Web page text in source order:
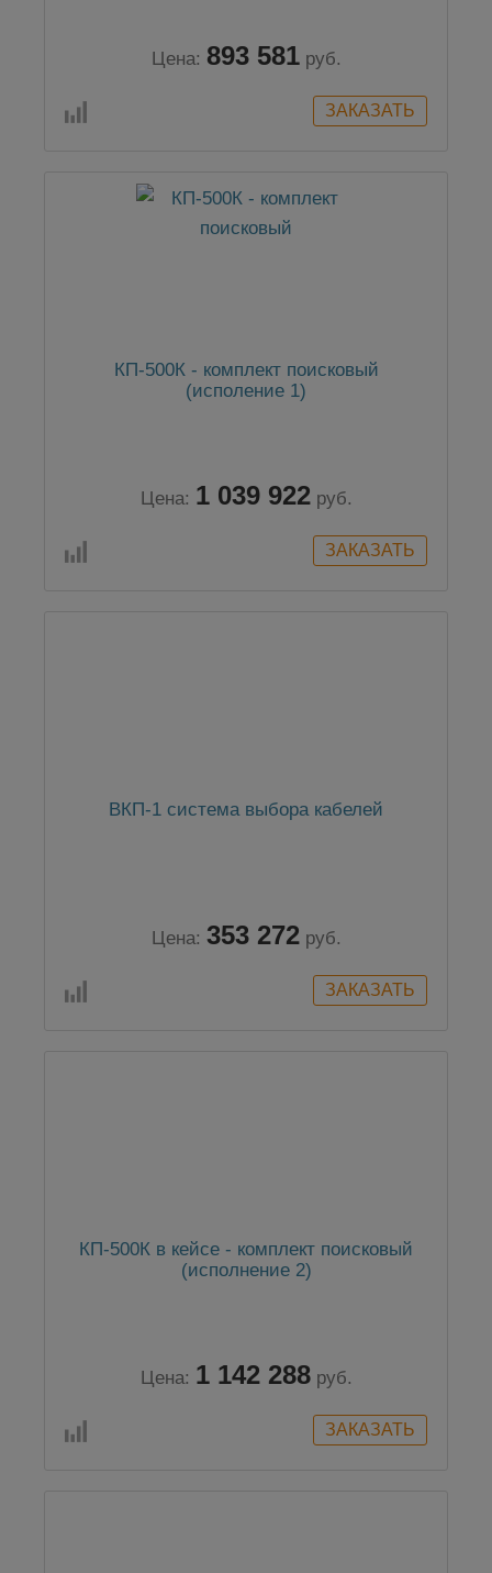
Цена: 893 581 руб.
КП-500К - комплект поисковый
(исполение 1)
Цена: 1 039 922 руб.
ВКП-1 система выбора кабелей
Цена: 353 272 руб.
КП-500К в кейсе - комплект поисковый
(исполнение 2)
Цена: 1 142 288 руб.